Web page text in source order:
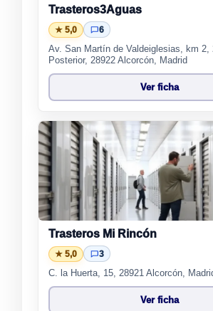
Trasteros3Aguas
★ 5,0
6
Av. San Martín de Valdeiglesias, km 2,
Posterior, 28922 Alcorcón, Madrid
Ver ficha
Trasteros Mi Rincón
★ 5,0
3
C. la Huerta, 15, 28921 Alcorcón,
Ver ficha